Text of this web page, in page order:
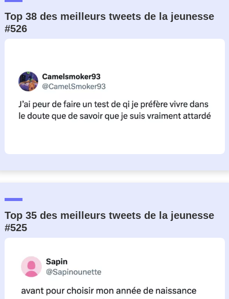
Top 38 des meilleurs tweets de la jeunesse
#526
Top 35 des meilleurs tweets de la jeunesse
#525